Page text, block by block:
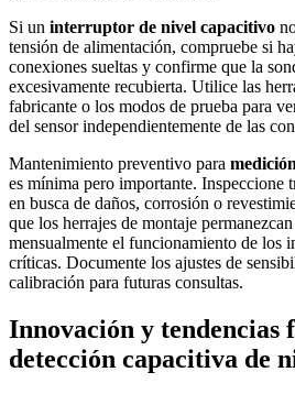
Si un interruptor de nivel capacitivo
tensión de alimentación, compruebe si
conexiones sueltas y confirme que la
excesivamente recubierta. Utilice las
fabricante o los modos de prueba para
del sensor independientemente de las
Mantenimiento preventivo para
es mínima pero importante. Inspeccione
en busca de daños, corrosión o
que los herrajes de montaje
mensualmente el funcionamiento de los
críticas. Documente los ajustes de
calibración para futuras consultas.
Innovación y tendencias
detección capacitiva de